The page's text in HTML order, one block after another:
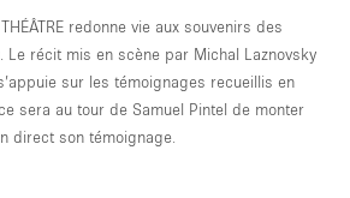
redonne vie aux souvenirs des
Le récit mis en scène par Michal Laznovsky
sur les témoignages recueillis en
sera au tour de Samuel Pintel de monter
direct son témoignage.